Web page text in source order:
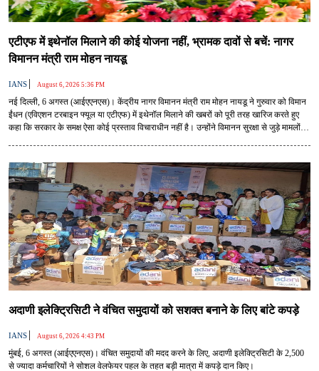
एटीएफ में इथेनॉल मिलाने की कोई योजना नहीं, भ्रामक दावों से बचें: नागर
विमानन मंत्री राम मोहन नायडू
IANS | August 6, 2026 5:36 PM
नई दिल्ली, 6 अगस्त (आईएएनएस)। केंद्रीय नागर विमानन मंत्री राम मोहन नायडू ने गुरुवार को विमान
ईंधन (एविएशन टरबाइन फ्यूल या एटीएफ) में इथेनॉल मिलाने की खबरों को पूरी तरह खारिज करते हुए
कहा कि सरकार के समक्ष ऐसा कोई प्रस्ताव विचाराधीन नहीं है। उन्होंने विमानन सुरक्षा से जुड़े मामलों पर
अदाणी इलेक्ट्रिसिटी ने वंचित समुदायों को सशक्त बनाने के लिए बांटे कपड़े
IANS | August 6, 2026 4:43 PM
मुंबई, 6 अगस्त (आईएएनएस)। वंचित समुदायों की मदद करने के लिए, अदाणी इलेक्ट्रिसिटी के 2,500
से ज्यादा कर्मचारियों ने सोशल वेलफेयर पहल के तहत बड़ी मात्रा में कपड़े दान किए।